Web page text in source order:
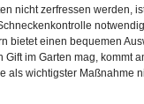
nicht zerfressen werden,
bietet einen bequemen
Gift im Garten mag, kommt
als wichtigster Maßnahme